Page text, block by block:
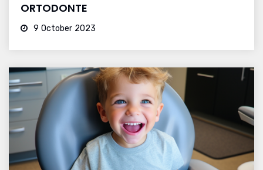
ORTODONTE
9 October 2023